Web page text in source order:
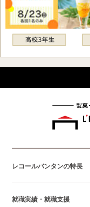
レコールバンタンの特長
就職実績・就職支援